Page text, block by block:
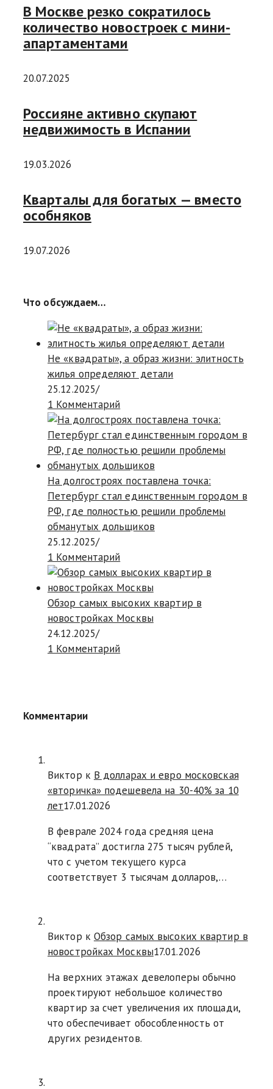
В Москве резко сократилось
количество новостроек с мини-
апартаментами
20.07.2025
Россияне активно скупают
недвижимость в Испании
19.03.2026
Кварталы для богатых — вместо
особняков
19.07.2026
Что обсуждаем…
Не «квадраты», а образ жизни: элитность
жилья определяют детали
25.12.2025/
1 Комментарий
На долгостроях поставлена точка:
Петербург стал единственным городом в
РФ, где полностью решили проблемы
обманутых дольщиков
25.12.2025/
1 Комментарий
Обзор самых высоких квартир в
новостройках Москвы
24.12.2025/
1 Комментарий
Комментарии
Виктор к В долларах и евро московская
«вторичка» подешевела на 30-40% за 10
лет17.01.2026
В феврале 2024 года средняя цена
“квадрата” достигла 275 тысяч рублей,
что с учетом текущего курса
соответствует 3 тысячам долларов,…
Виктор к Обзор самых высоких квартир в
новостройках Москвы17.01.2026
На верхних этажах девелоперы обычно
проектируют небольшое количество
квартир за счет увеличения их площади,
что обеспечивает обособленность от
других резидентов.